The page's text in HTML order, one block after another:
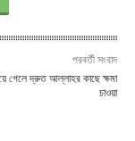
পরবর্তী সংবাদ
গেলে দ্রুত আল্লাহর কাছে ক্ষমা
চাওয়া